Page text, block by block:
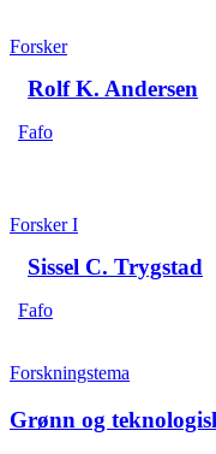
Forsker
Rolf K. Andersen
Fafo
Forsker I
Sissel C. Trygstad
Fafo
Forskningstema
Grønn og